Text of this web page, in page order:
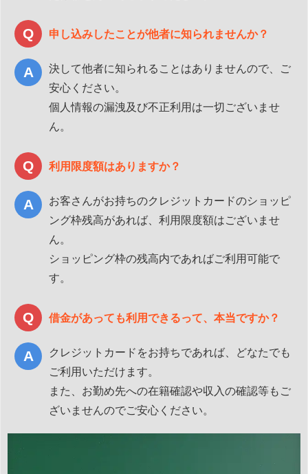
申し込みしたことが他者に知られませんか？
決して他者に知られることはありませんので、ご
安心ください。
個人情報の漏洩及び不正利用は一切ございませ
ん。
利用限度額はありますか？
お客さんがお持ちのクレジットカードのショッピ
ング枠残高があれば、利用限度額はございませ
ん。
ショッピング枠の残高内であればご利用可能で
す。
借金があっても利用できるって、本当ですか？
クレジットカードをお持ちであれば、どなたでも
ご利用いただけます。
また、お勤め先への在籍確認や収入の確認等もご
ざいませんのでご安心ください。